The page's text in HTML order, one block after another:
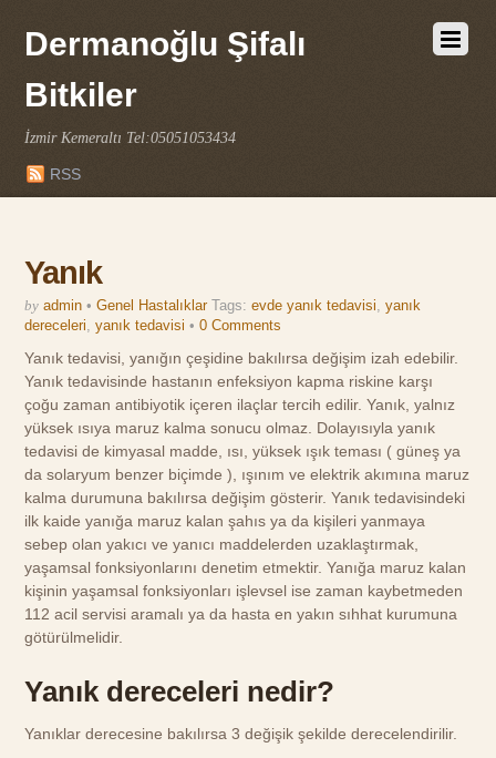
Dermanoğlu Şifalı
Bitkiler
İzmir Kemeraltı Tel:05051053434
RSS
Yanık
by admin • Genel Hastalıklar Tags:evde yanık tedavisi,yanık
dereceleri,yanık tedavisi •0 Comments
Yanık tedavisi, yanığın çeşidine bakılırsa değişim izah edebilir.
Yanık tedavisinde hastanın enfeksiyon kapma riskine karşı
çoğu zaman antibiyotik içeren ilaçlar tercih edilir. Yanık, yalnız
yüksek ısıya maruz kalma sonucu olmaz. Dolayısıyla yanık
tedavisi de kimyasal madde, ısı, yüksek ışık teması ( güneş ya
da solaryum benzer biçimde ), ışınım ve elektrik akımına maruz
kalma durumuna bakılırsa değişim gösterir. Yanık tedavisindeki
ilk kaide yanığa maruz kalan şahıs ya da kişileri yanmaya
sebep olan yakıcı ve yanıcı maddelerden uzaklaştırmak,
yaşamsal fonksiyonlarını denetim etmektir. Yanığa maruz kalan
kişinin yaşamsal fonksiyonları işlevsel ise zaman kaybetmeden
112 acil servisi aramalı ya da hasta en yakın sıhhat kurumuna
götürülmelidir.
Yanık dereceleri nedir?
Yanıklar derecesine bakılırsa 3 değişik şekilde derecelendirilir.